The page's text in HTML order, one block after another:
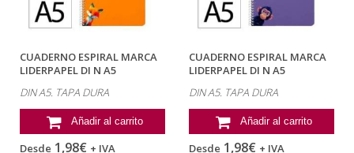
CUADERNO ESPIRAL MARCA
LIDERPAPEL DI N A5
DIN A5. TAPA DURA
Añadir al carrito
Desde 1,98€ + IVA
CUADERNO ESPIRAL MARCA
LIDERPAPEL DI N A5
DIN A5. TAPA DURA
Añadir al carrito
Desde 1,98€ + IVA